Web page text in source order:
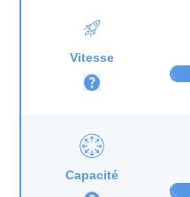
Vitesse
Capacité